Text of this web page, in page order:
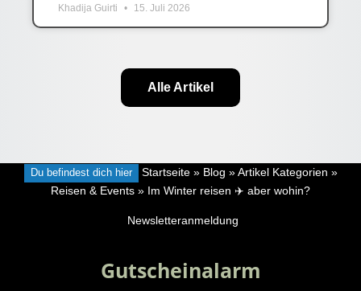
Khadija Guirti 15. Juli 2026
Alle Artikel
Du befindest dich hier Startseite» Blog » Artikel Kategorien »
Reisen & Events » Im Winter reisen ✈️ aber wohin?
Newsletteranmeldung
Gutscheinalarm